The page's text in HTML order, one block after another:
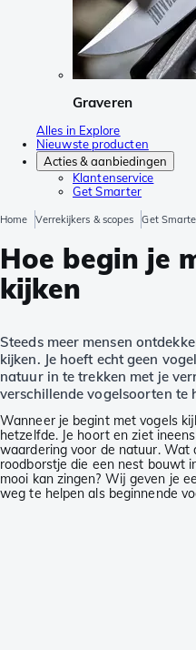
Graveren
Alles in Explore
Nieuwste producten
Acties & aanbiedingen
Klantenservice
Get Smarter
Home Verrekijkers & scopes Get
Hoe begin je
kijken
Steeds meer mensen
kijken. Je hoeft echt geen
natuur in te trekken met je
verschillende vogelsoorten te
Wanneer je begint met vogels
hetzelfde. Je hoort en ziet
waardering voor de natuur. Wat
roodborstje die een nest bouwt
mooi kan zingen? Wij geven je
weg te helpen als beginnende